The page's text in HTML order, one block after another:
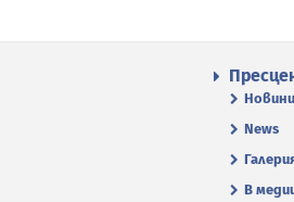
Новини
News
В